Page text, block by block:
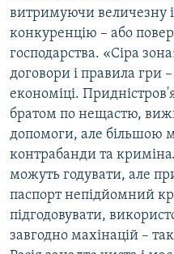
витримуючи величезну
конкуренцію – або
господарства. «Сіра
договори і правила гри
економіці.
братом по нещастю,
допомоги, але більшою
контрабанди та
можуть годувати, але
паспорт непідйомний
підгодовувати,
завгодно махінацій –